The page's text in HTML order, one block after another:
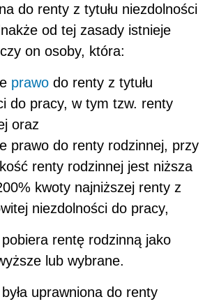
do renty z tytułu niezdolności
od tej zasady istnieje
on osoby, która:
prawo do renty z tytułu
do pracy, w tym tzw. renty
oraz
prawo do renty rodzinnej, przy
renty rodzinnej jest niższa
kwoty najniższej renty z
niezdolności do pracy,
rentę rodzinną jako
lub wybrane.
uprawniona do renty